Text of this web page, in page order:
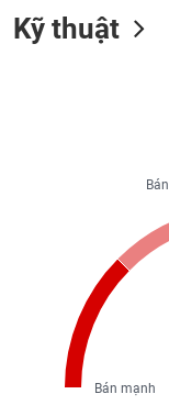
Tài
Kỹ thuật
Bán
Bán mạnh
NGHIỆP
TIÊU
DÙNG
THIẾT